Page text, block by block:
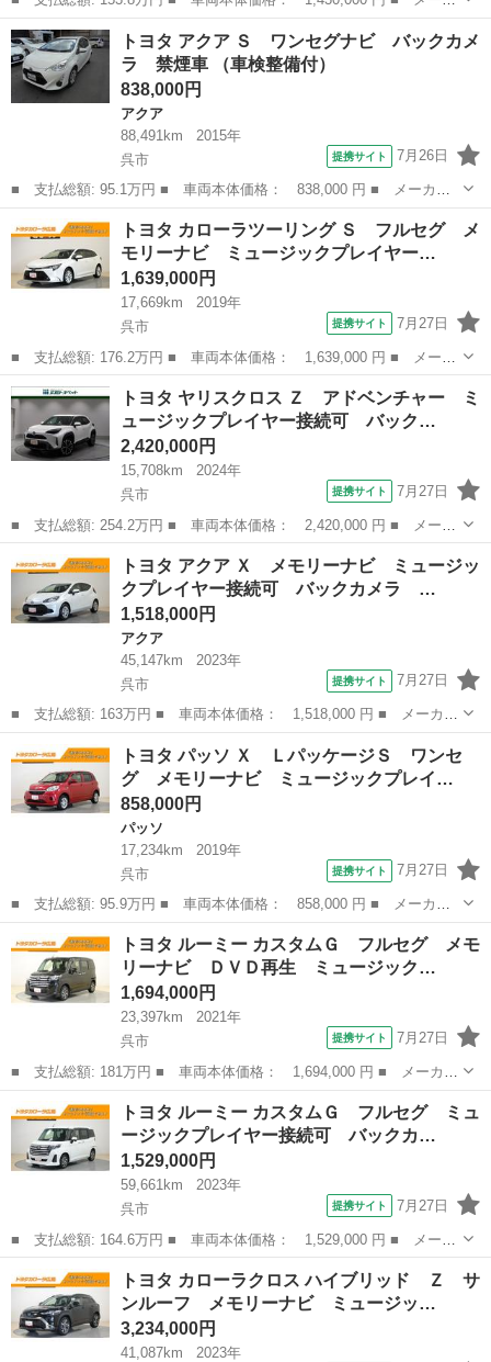
ー名： トヨタ ■ 車種名： パッソ ■ グレード名： モーダ チ
ャーム フルセグ メモリーナビ ＤＶＤ再生 ミュージックプレイ
ヤー接続...
広島 呉市 パッソ
トヨタ アクア Ｓ ワンセグナビ バックカメ
ラ 禁煙車 （車検整備付）
838,000円
アクア
88,491km
2015年
呉市
提携サイト 7月26日
■ 支払総額: 95.1万円 ■ 車両本体価格： 838,000 円 ■ メーカー
名： トヨタ ■ 車種名： アクア ■ グレード名： Ｓ ワンセグ
ナビ バックカメラ 禁煙車 ■ 排気量： 1500cc ■ ドア枚数：
呉市 アクア
トヨタ カローラツーリング Ｓ フルセグ メ
モリーナビ ミュージックプレイヤー…
1,639,000円
17,669km
2019年
呉市
提携サイト 7月27日
■ 支払総額: 176.2万円 ■ 車両本体価格： 1,639,000 円 ■ メーカ
ー名： トヨタ ■ 車種名： カローラツーリング ■ グレード
名： Ｓ フルセグ メモリーナビ ミュージックプレイヤー接続
可 バックカメ...
広島 呉市 トヨタ
トヨタ ヤリスクロス Ｚ アドベンチャー ミ
ュージックプレイヤー接続可 バック…
2,420,000円
15,708km
2024年
呉市
提携サイト 7月27日
■ 支払総額: 254.2万円 ■ 車両本体価格： 2,420,000 円 ■ メーカ
ー名： トヨタ ■ 車種名： ヤリスクロス ■ グレード名： Ｚ
アドベンチャー ミュージックプレイヤー接続可 バックカメラ 衝
突被害軽...
呉市 トヨタ
トヨタ アクア Ｘ メモリーナビ ミュージッ
クプレイヤー接続可 バックカメラ …
1,518,000円
アクア
45,147km
2023年
呉市
提携サイト 7月27日
■ 支払総額: 163万円 ■ 車両本体価格： 1,518,000 円 ■ メーカー
名： トヨタ ■ 車種名： アクア ■ グレード名： Ｘ メモリー
ナビ ミュージックプレイヤー接続可 バックカメラ 衝突被害軽減
システム ...
呉市 アクア
トヨタ パッソ Ｘ ＬパッケージＳ ワンセ
グ メモリーナビ ミュージックプレイ…
858,000円
パッソ
17,234km
2019年
呉市
提携サイト 7月27日
■ 支払総額: 95.9万円 ■ 車両本体価格： 858,000 円 ■ メーカー
名： トヨタ ■ 車種名： パッソ ■ グレード名： Ｘ Ｌパッケ
ージＳ ワンセグ メモリーナビ ミュージックプレイヤー接続可
バックカメラ...
呉市 パッソ
トヨタ ルーミー カスタムＧ フルセグ メモ
リーナビ ＤＶＤ再生 ミュージック…
1,694,000円
23,397km
2021年
呉市
提携サイト 7月27日
■ 支払総額: 181万円 ■ 車両本体価格： 1,694,000 円 ■ メーカー
名： トヨタ ■ 車種名： ルーミー ■ グレード名： カスタム
Ｇ フルセグ メモリーナビ ＤＶＤ再生 ミュージックプレイヤー
接続可 バッ...
呉市 トヨタ
トヨタ ルーミー カスタムＧ フルセグ ミュ
ージックプレイヤー接続可 バックカ…
1,529,000円
59,661km
2023年
呉市
提携サイト 7月27日
■ 支払総額: 164.6万円 ■ 車両本体価格： 1,529,000 円 ■ メーカ
ー名： トヨタ ■ 車種名： ルーミー ■ グレード名： カスタム
Ｇ フルセグ ミュージックプレイヤー接続可 バックカメラ 衝突
被害軽減...
呉市 トヨタ
トヨタ カローラクロス ハイブリッド Ｚ サ
ンルーフ メモリーナビ ミュージッ…
3,234,000円
41,087km
2023年